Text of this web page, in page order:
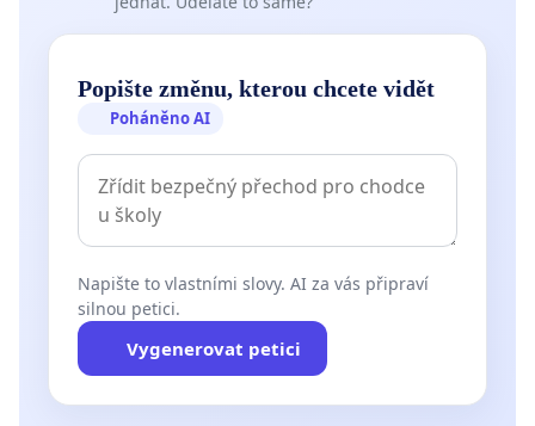
Popište změnu, kterou chcete vidět
Poháněno AI
Napište to vlastními slovy. AI za vás připraví
silnou petici.
Vygenerovat petici